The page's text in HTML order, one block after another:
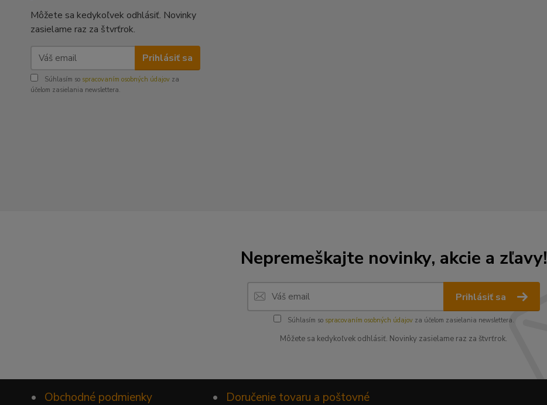
Môžete sa kedykoľvek odhlásiť. Novinky
zasielame raz za štvrťrok.
Prihlásiť sa
Súhlasím so spracovaním osobných údajov za
účelom zasielania newslettera.
Nepremeškajte novinky, akcie a zľavy!
Prihlásiť sa
Súhlasím so spracovaním osobných údajovza účelom zasielania newslettera.
Môžete sa kedykoľvek odhlásiť. Novinky zasielame raz za štvrťrok.
• Obchodné podmienky • Doručenie tovaru a poštovné